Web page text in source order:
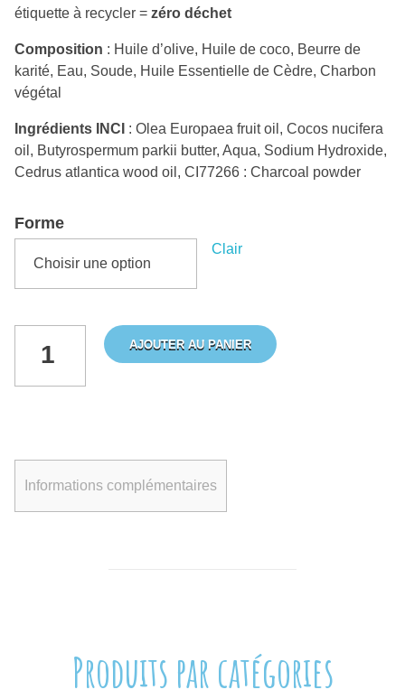
étiquette à recycler = zéro déchet
Composition : Huile d’olive, Huile de coco, Beurre de
karité, Eau, Soude, Huile Essentielle de Cèdre, Charbon
végétal
Ingrédients INCI : Olea Europaea fruit oil, Cocos nucifera
oil, Butyrospermum parkii butter, Aqua, Sodium Hydroxide,
Cedrus atlantica wood oil, CI77266 : Charcoal powder
Forme
Clair
AJOUTER AU PANIER
Informations complémentaires
Produits par catégories